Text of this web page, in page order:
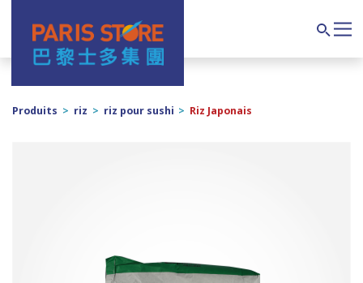
Navigation principale
Produits > riz > riz pour sushi > Riz Japonais